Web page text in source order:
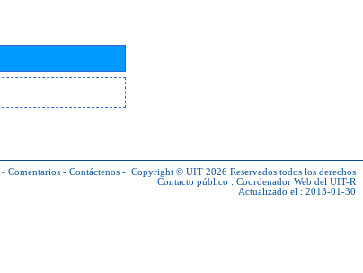
- Comentarios - Contáctenos - Copyright © UIT 2026 Reservados todos los derechos
Contacto público : Coordenador Web del UIT-R
Actualizado el : 2013-01-30